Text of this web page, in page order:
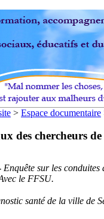
> Espace documentaire
des chercheurs
Enquête sur les conduites
le FFSU.
santé de la ville de